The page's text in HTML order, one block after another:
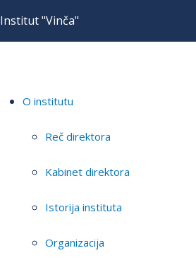
Institut "Vinča"
O institutu
Reč direktora
Kabinet direktora
Istorija instituta
Organizacija